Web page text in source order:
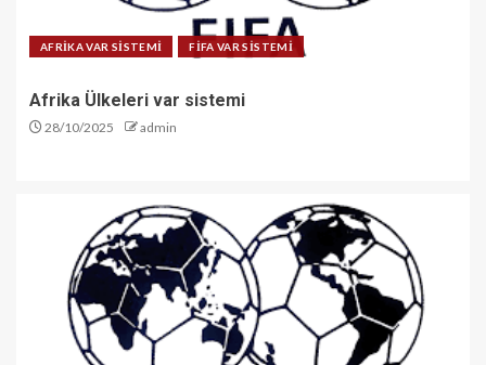
AFRİKA VAR SİSTEMİ FİFA VAR SİSTEMİ
Afrika Ülkeleri var sistemi
28/10/2025 admin